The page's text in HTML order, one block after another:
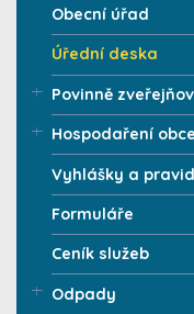
Obecní úřad
Úřední deska
Povinně
Hospodaření obce
Vyhlášky a
Formuláře
Ceník služeb
Odpady